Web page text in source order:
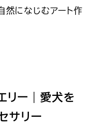
然になじむアート作
リー｜愛犬を
サリー